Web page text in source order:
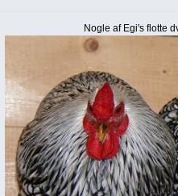
Nogle af Egi's flotte